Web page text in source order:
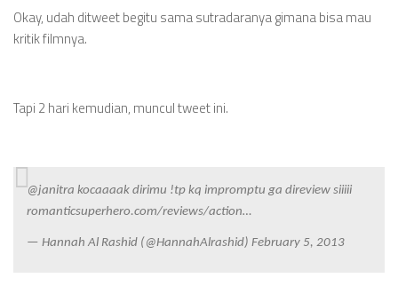
Okay, udah ditweet begitu sama sutradaranya gimana bisa mau
kritik filmnya.
Tapi 2 hari kemudian, muncul tweet ini.
@janitra kocaaaak dirimu !tp kq impromptu ga direview siiiii
romanticsuperhero.com/reviews/action…
— Hannah Al Rashid (@HannahAlrashid) February 5, 2013